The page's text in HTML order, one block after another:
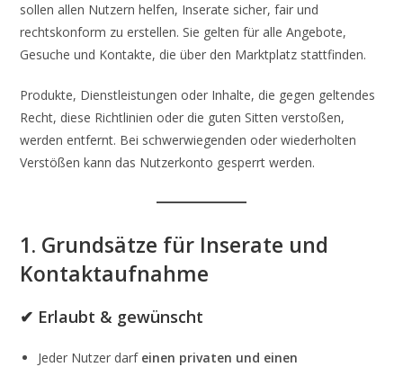
sollen allen Nutzern helfen, Inserate sicher, fair und
rechtskonform zu erstellen. Sie gelten für alle Angebote,
Gesuche und Kontakte, die über den Marktplatz stattfinden.
Produkte, Dienstleistungen oder Inhalte, die gegen geltendes
Recht, diese Richtlinien oder die guten Sitten verstoßen,
werden entfernt. Bei schwerwiegenden oder wiederholten
Verstößen kann das Nutzerkonto gesperrt werden.
1. Grundsätze für Inserate und
Kontaktaufnahme
✔ Erlaubt & gewünscht
Jeder Nutzer darf einen privaten und einen